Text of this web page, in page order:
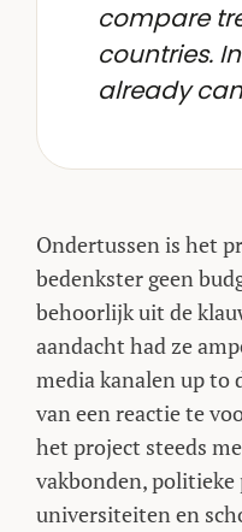
compare
countries.
already
Ondertussen is het
bedenkster geen
behoorlijk uit de
aandacht had ze
media kanalen up to
van een reactie te
het project steeds
vakbonden,
universiteiten en